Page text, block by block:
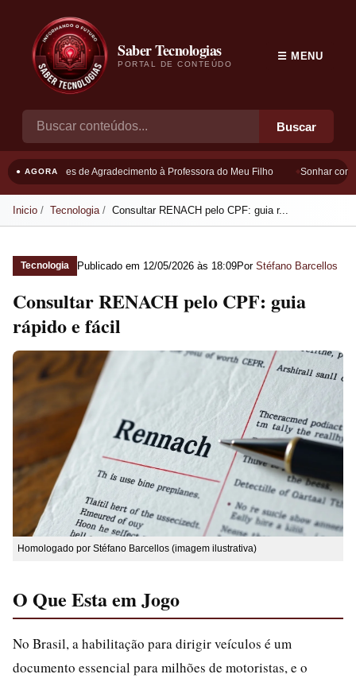
Saber Tecnologias
PORTAL DE CONTEÚDO
Buscar
☰ MENU
● AGORAFrases de Agradecimento à Professora do Meu Filho Sonhar com
Inicio Tecnologia Consultar RENACH pelo CPF: guia r...
Tecnologia Publicado em 12/05/2026 às 18:09Por Stéfano Barcellos
Consultar RENACH pelo CPF: guia
rápido e fácil
Homologado por Stéfano Barcellos (imagem ilustrativa)
O Que Esta em Jogo
No Brasil, a habilitação para dirigir veículos é um
documento essencial para milhões de motoristas, e o